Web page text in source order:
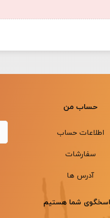
حساب من
اطلاعات حساب
سفارشات
آدرس ها